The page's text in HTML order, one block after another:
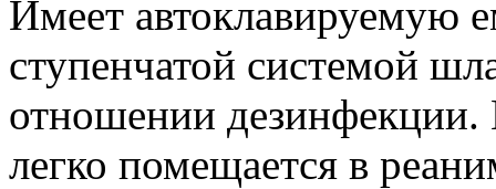
Имеет автоклавируемую
ступенчатой системой
отношении
легко помещается в